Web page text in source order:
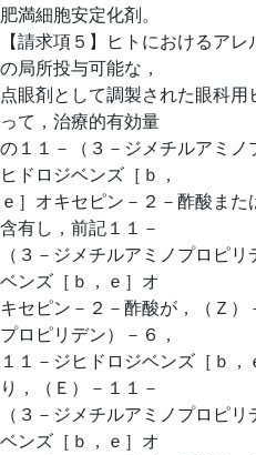
肥満細胞安定化剤。
【請求項５】ヒトにおけるア
の局所投与可能な，
点眼剤として調製された眼科
って，治療的有効量
の１１－（３－ジメチルアミ
ヒドロジベンズ［ｂ，
ｅ］オキセピン－２－酢酸ま
含有し，前記１１－
（３－ジメチルアミノプロピ
ベンズ［ｂ，ｅ］オ
キセピン－２－酢酸が，（Ｚ
プロピリデン）－６，
１１－ジヒドロジベンズ［ｂ
り，（Ｅ）－１１－
（３－ジメチルアミノプロピ
ベンズ［ｂ，ｅ］オ